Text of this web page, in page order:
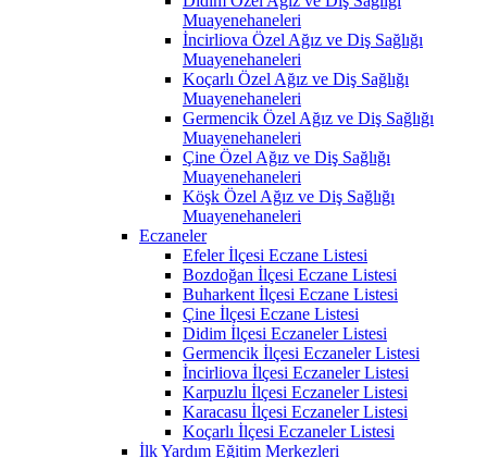
Muayenehaneleri
İncirliova Özel Ağız ve Diş Sağlığı
Muayenehaneleri
Koçarlı Özel Ağız ve Diş Sağlığı
Muayenehaneleri
Germencik Özel Ağız ve Diş Sağlığı
Muayenehaneleri
Çine Özel Ağız ve Diş Sağlığı
Muayenehaneleri
Köşk Özel Ağız ve Diş Sağlığı
Muayenehaneleri
Eczaneler
Efeler İlçesi Eczane Listesi
Bozdoğan İlçesi Eczane Listesi
Buharkent İlçesi Eczane Listesi
Çine İlçesi Eczane Listesi
Didim İlçesi Eczaneler Listesi
Germencik İlçesi Eczaneler Listesi
İncirliova İlçesi Eczaneler Listesi
Karpuzlu İlçesi Eczaneler Listesi
Karacasu İlçesi Eczaneler Listesi
Koçarlı İlçesi Eczaneler Listesi
İlk Yardım Eğitim Merkezleri